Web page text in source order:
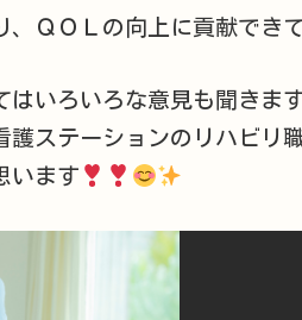
、ＱＯＬの向上に貢献でき
はいろいろな意見も聞きま
護ステーションのリハビリ
います